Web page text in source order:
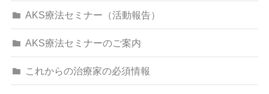
AKS療法セミナー（活動報告）
AKS療法セミナーのご案内
これからの治療家の必須情報